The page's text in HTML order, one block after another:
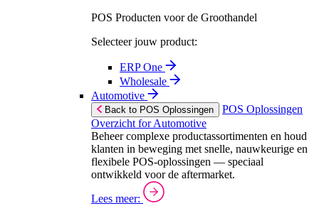
POS Producten voor de Groothandel
Selecteer jouw product:
ERP One
Wholesale
Automotive
Back to POS Oplossingen
POS Oplossingen
Overzicht for Automotive
Beheer complexe productassortimenten en houd
klanten in beweging met snelle, nauwkeurige en
flexibele POS-oplossingen — speciaal
ontwikkeld voor de aftermarket.
Lees meer: